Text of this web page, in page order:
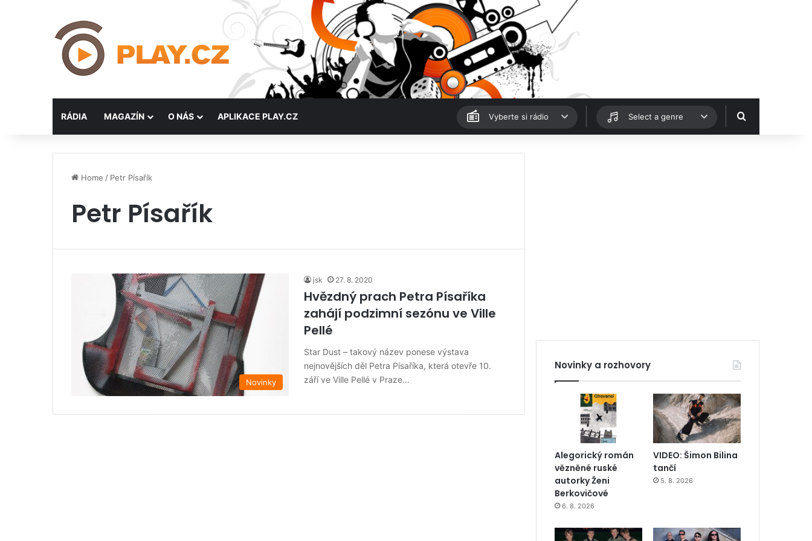
RÁDIA MAGAZÍN O NÁS APLIKACE PLAY.CZ Vyberte si rádio Select a genre Hledat
Home / Petr Písařík
Petr Písařík
Novinky
jsk 27. 8. 2020
Hvězdný prach Petra Písaříka
zahájí podzimní sezónu ve Ville
Pellé
Star Dust – takový název ponese výstava
nejnovějších děl Petra Písaříka, která otevře 10.
září ve Ville Pellé v Praze…
Novinky a rozhovory
Alegorický román
vězněné ruské
autorky Ženi
Berkovičové
6. 8. 2026
VIDEO: Šimon Bilina
tančí
5. 8. 2026